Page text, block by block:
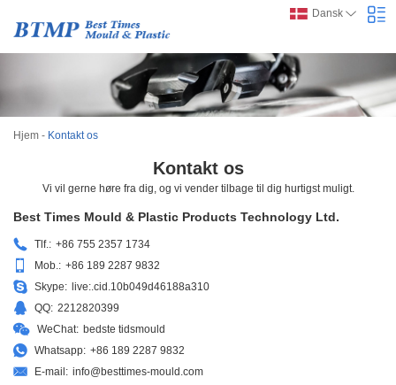
Dansk
Hjem - Kontakt os
Kontakt os
Vi vil gerne høre fra dig, og vi vender tilbage til dig hurtigst muligt.
Best Times Mould & Plastic Products Technology Ltd.
Tlf.: +86 755 2357 1734
Mob.: +86 189 2287 9832
Skype: live:.cid.10b049d46188a310
QQ: 2212820399
WeChat: bedste tidsmould
Whatsapp: +86 189 2287 9832
E-mail: info@besttimes-mould.com